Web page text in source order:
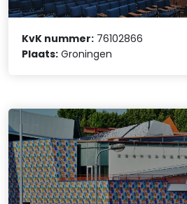
KvK nummer: 76102866
Plaats: Groningen